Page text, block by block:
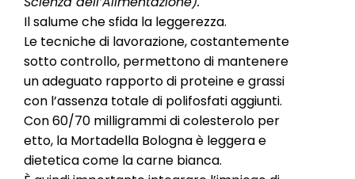
Il salume che sfida la leggerezza.
Le tecniche di lavorazione, costantemente
sotto controllo, permettono di mantenere
un adeguato rapporto di proteine e grassi
con l’assenza totale di polifosfati aggiunti.
Con 60/70 milligrammi di colesterolo per
etto, la Mortadella Bologna è leggera e
dietetica come la carne bianca.